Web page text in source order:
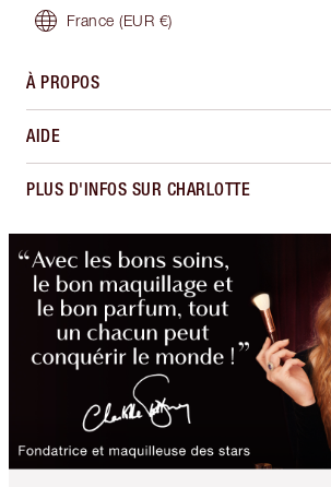
France (EUR €)
À PROPOS
AIDE
PLUS D'INFOS SUR CHARLOTTE